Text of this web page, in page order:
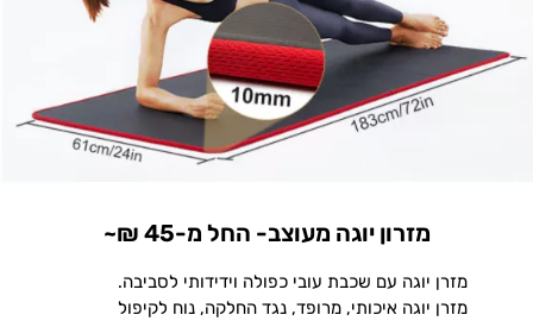
מזרון יוגה מעוצב- החל מ-45 ₪~
מזרן יוגה עם שכבת עובי כפולה וידידותי לסביבה.
מזרן יוגה איכותי, מרופד, נגד החלקה, נוח לקיפול